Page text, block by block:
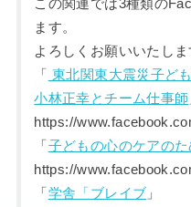
この関連では3種類の
ます。
よろしくお願いいたしま
「
東北関東大震災子ど
小林正幸とチーム仕事師
https://
「 子どもの心のケアの
https://
「 学舎「ブレイブ 」